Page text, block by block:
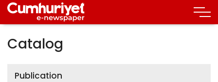
Catalog
Publication